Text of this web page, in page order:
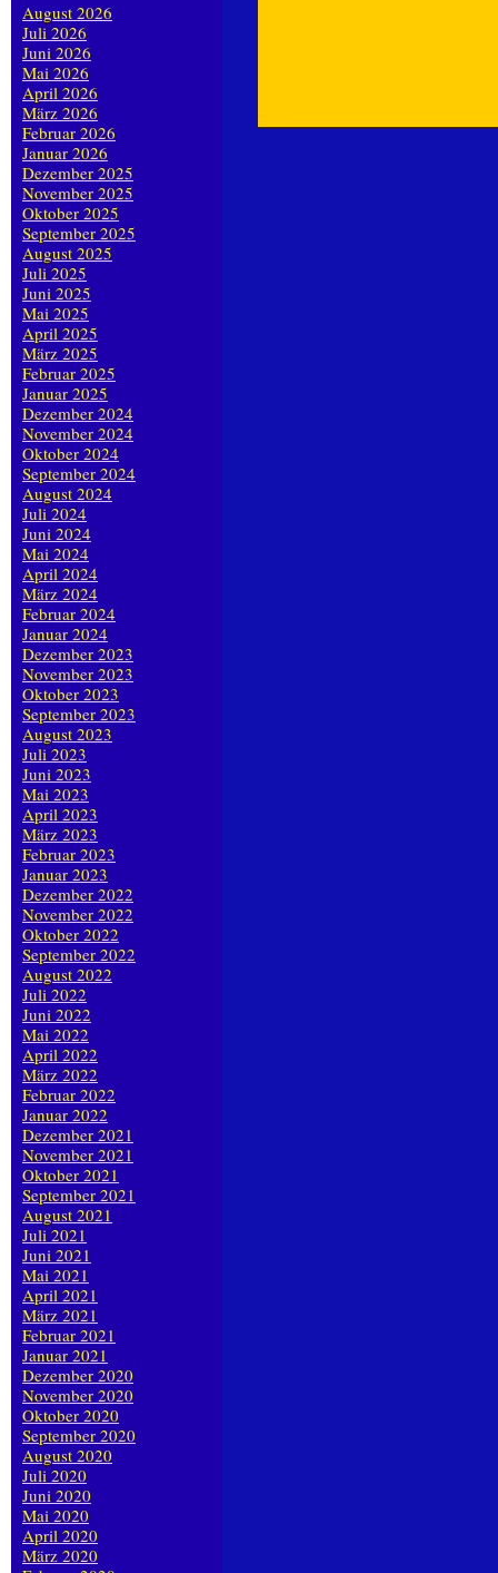
August 2026
Juli 2026
Juni 2026
Mai 2026
April 2026
März 2026
Februar 2026
Januar 2026
Dezember 2025
November 2025
Oktober 2025
September 2025
August 2025
Juli 2025
Juni 2025
Mai 2025
April 2025
März 2025
Februar 2025
Januar 2025
Dezember 2024
November 2024
Oktober 2024
September 2024
August 2024
Juli 2024
Juni 2024
Mai 2024
April 2024
März 2024
Februar 2024
Januar 2024
Dezember 2023
November 2023
Oktober 2023
September 2023
August 2023
Juli 2023
Juni 2023
Mai 2023
April 2023
März 2023
Februar 2023
Januar 2023
Dezember 2022
November 2022
Oktober 2022
September 2022
August 2022
Juli 2022
Juni 2022
Mai 2022
April 2022
März 2022
Februar 2022
Januar 2022
Dezember 2021
November 2021
Oktober 2021
September 2021
August 2021
Juli 2021
Juni 2021
Mai 2021
April 2021
März 2021
Februar 2021
Januar 2021
Dezember 2020
November 2020
Oktober 2020
September 2020
August 2020
Juli 2020
Juni 2020
Mai 2020
April 2020
März 2020